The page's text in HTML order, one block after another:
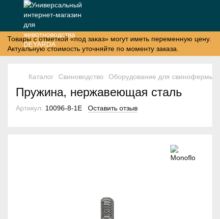
Товары с отметкой «под заказ» могут иметь переменную цену.
Актуальную стоимость уточняйте по моменту заказа.
Каталог Свиноводство Оборудование для свинофермы
Пружина, нержавеющая сталь
Артикул: 10096-8-1Е Оставить отзыв